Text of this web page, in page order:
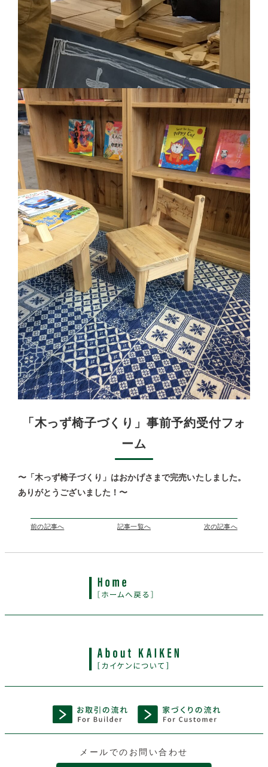
「木っず椅子づくり」事前予約受付フォ
ーム
〜「木っず椅子づくり」はおかげさまで完売いたしました。
ありがとうございました！〜
前の記事へ 記事一覧へ 次の記事へ
メールでのお問い合わせ